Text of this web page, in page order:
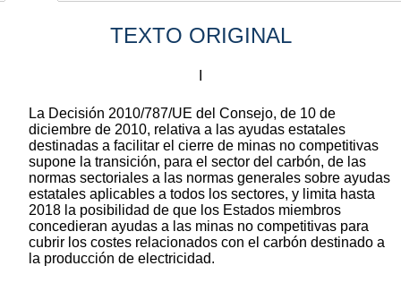
TEXTO ORIGINAL
La Decisión 2010/787/UE del Consejo, de 10 de
diciembre de 2010, relativa a las ayudas estatales
destinadas a facilitar el cierre de minas no competitivas
supone la transición, para el sector del carbón, de las
normas sectoriales a las normas generales sobre ayudas
estatales aplicables a todos los sectores, y limita hasta
2018 la posibilidad de que los Estados miembros
concedieran ayudas a las minas no competitivas para
cubrir los costes relacionados con el carbón destinado a
la producción de electricidad.